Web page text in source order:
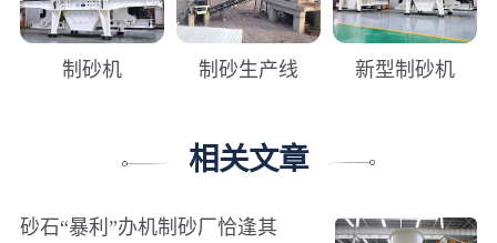
制砂机 制砂生产线 新型制砂机
相关文章
砂石“暴利”办机制砂厂恰逢其